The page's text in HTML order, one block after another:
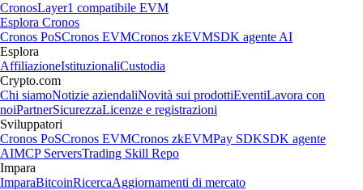
CronosLayer1 compatibile EVM
Esplora Cronos
Cronos PoSCronos EVMCronos zkEVMSDK agente AI
Esplora
AffiliazioneIstituzionaliCustodia
Crypto.com
Chi siamoNotizie aziendaliNovità sui prodottiEventiLavora con
noiPartnerSicurezzaLicenze e registrazioni
Sviluppatori
Cronos PoSCronos EVMCronos zkEVMPay SDKSDK agente
AIMCP ServersTrading Skill Repo
Impara
ImparaBitcoinRicercaAggiornamenti di mercato